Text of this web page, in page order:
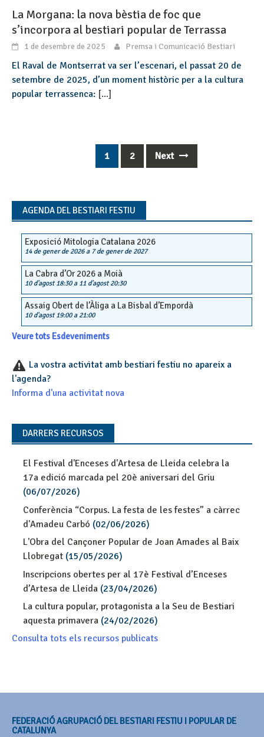
La Morgana: la nova bèstia de foc que
s’incorpora al bestiari popular de Terrassa
1 de desembre de 2025 Premsa i Comunicació Bestiari
El Raval de Montserrat va ser l’escenari, el passat 20 de
setembre de 2025, d’un moment històric per a la cultura
popular terrassenca: [...]
1 2 Next
AGENDA DEL BESTIARI FESTIU
Exposició Mitologia Catalana 2026
14 de gener de 2026a 7 de gener de 2027
La Cabra d’Or 2026 a Moià
10 d'agost 18:30a 11 d'agost 20:30
Assaig Obert de l’Àliga a La Bisbal d’Empordà
10 d'agost 19:00a 21:00
Veure tots Esdeveniments
La vostra activitat amb bestiari festiu no apareix a
l'agenda?
Informa d'una activitat nova
DARRERS RECURSOS
El Festival d'Enceses d'Artesa de Lleida celebra la
17a edició marcada pel 20è aniversari del Griu
(06/07/2026)
Conferència “Corpus. La festa de les festes” a càrrec
d'Amadeu Carbó (02/06/2026)
L'Obra del Cançoner Popular de Joan Amades al Baix
Llobregat (15/05/2026)
Inscripcions obertes per al 17è Festival d’Enceses
d’Artesa de Lleida (23/04/2026)
La cultura popular, protagonista a la Seu de Bestiari
aquesta primavera (24/02/2026)
Consulta tots els recursos publicats
FEDERACIÓ AGRUPACIÓ DEL BESTIARI FESTIU I POPULAR DE
CATALUNYA